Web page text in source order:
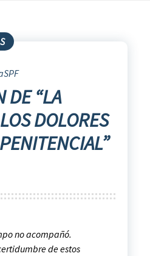
DE “LA
DOLORES
no acompañó.
de estos